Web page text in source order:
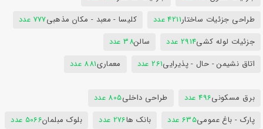
طراحی جزئیات ساختار4211 عدد کلیسا - معبد - مکان مذهبی777 عدد
جزئیات لوله کشی2914 عدد سالن38 عدد
اتاق نشیمن - حال - پذیرایی261 عدد معماری881 عدد
برق مسکونی496 عدد طراحی داخلی805 عدد
پارک - باغ عمومی635 عدد بانک ها276 عدد بلوک مبلمان5066 عدد